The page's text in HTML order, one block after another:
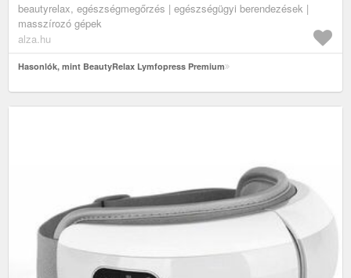
beautyrelax, egészségmegőrzés | egészségügyi berendezések |
masszírozó gépek
alza.hu
Hasonlók, mint BeautyRelax Lymfopress Premium